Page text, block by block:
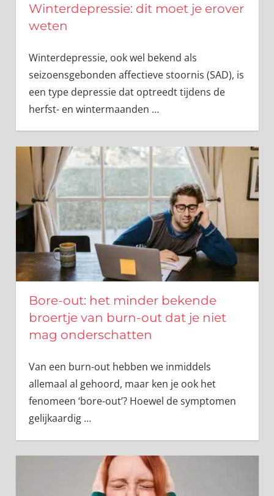
Winterdepressie: dit moet je erover
weten
Winterdepressie, ook wel bekend als
seizoensgebonden affectieve stoornis (SAD), is
een type depressie dat optreedt tijdens de
herfst- en wintermaanden …
Bore-out: het minder bekende
broertje van burn-out dat je niet
mag onderschatten
Van een burn-out hebben we inmiddels
allemaal al gehoord, maar ken je ook het
fenomeen ‘bore-out’? Hoewel de symptomen
gelijkaardig …